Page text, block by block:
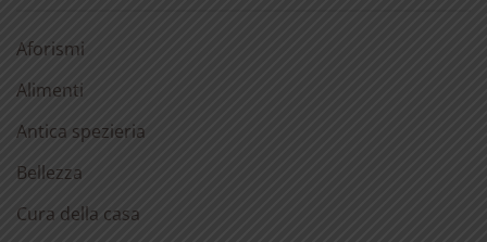
Aforismi
Alimenti
Antica spezieria
Bellezza
Cura della casa